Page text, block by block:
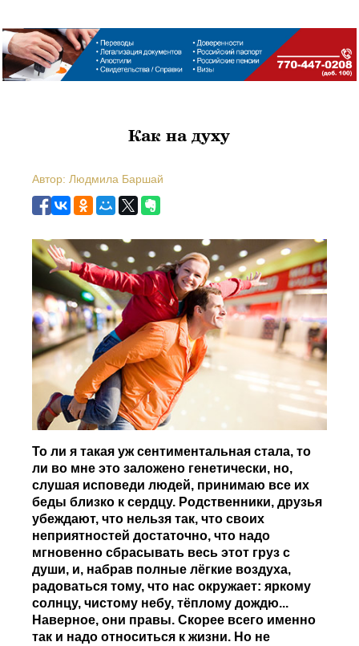
Как на духу
Автор: Людмила Баршай
То ли я такая уж сентиментальная стала, то
ли во мне это заложено генетически, но,
слушая исповеди людей, принимаю все их
беды близко к сердцу. Родственники, друзья
убеждают, что нельзя так, что своих
неприятностей достаточно, что надо
мгновенно сбрасывать весь этот груз с
души, и, набрав полные лёгкие воздуха,
радоваться тому, что нас окружает: яркому
солнцу, чистому небу, тёплому дождю...
Наверное, они правы.Скорее всего именно
так и надо относиться к жизни. Но не